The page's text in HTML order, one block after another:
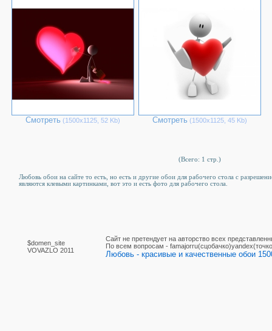
Смотреть (1500х1125, 52 Kb) Смотреть (1500х1125, 45 Kb)
(Всего: 1 стр.)
Любовь обои на сайте то есть, но есть и другие обои для рабочего стола c
являются клевыми картинками, вот это и есть фото для рабочего стола.
$domen_site
VOVAZLO 2011
Сайт не претендует на авторство всех
По вcем вопросам -
Любовь - красивые и качественные обои